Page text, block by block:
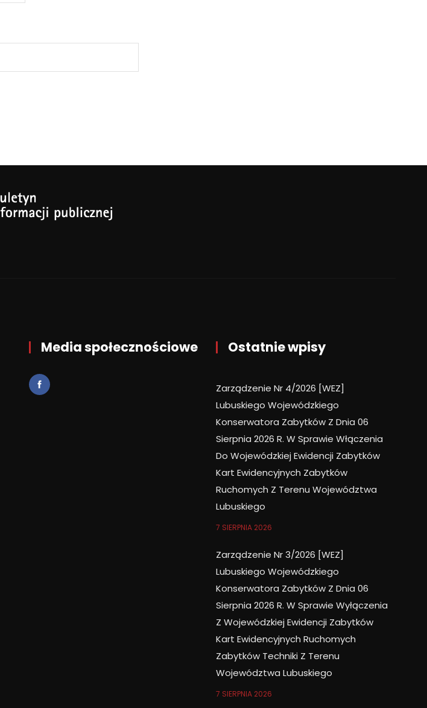
Media społecznościowe Ostatnie wpisy
Zarządzenie Nr 4/2026 [WEZ]
Lubuskiego Wojewódzkiego
Konserwatora Zabytków Z Dnia 06
Sierpnia 2026 R. W Sprawie Włączenia
Do Wojewódzkiej Ewidencji Zabytków
Kart Ewidencyjnych Zabytków
Ruchomych Z Terenu Województwa
Lubuskiego
7 SIERPNIA 2026
Zarządzenie Nr 3/2026 [WEZ]
Lubuskiego Wojewódzkiego
Konserwatora Zabytków Z Dnia 06
Sierpnia 2026 R. W Sprawie Wyłączenia
Z Wojewódzkiej Ewidencji Zabytków
Kart Ewidencyjnych Ruchomych
Zabytków Techniki Z Terenu
Województwa Lubuskiego
7 SIERPNIA 2026